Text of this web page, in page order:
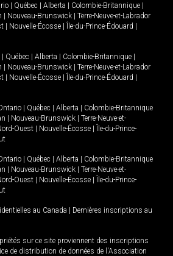
Québec Alberta Colombie-Britannique
Nouveau-Brunswick
Terre-Neuve-et-Labrador
Nouvelle-Écosse Île-du-Prince-Édouard
Québec Alberta Colombie-Britannique
Nouveau-Brunswick
Terre-Neuve-et-Labrador
Nouvelle-Écosse Île-du-Prince-Édouard
Québec Alberta
Colombie-Britannique
Nouveau-Brunswick
Terre-Neuve-et-
Ouest Nouvelle-Écosse
Île-du-Prince-
Québec Alberta
Colombie-Britannique
Nouveau-Brunswick
Terre-Neuve-et-
Ouest Nouvelle-Écosse
Île-du-Prince-
au Canada
Dernières inscriptions au
sur ce site proviennent des inscriptions
de distribution de données de l'Association